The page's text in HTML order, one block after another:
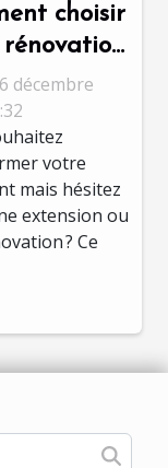
choisir
?
décembre
votre
mais hésitez
extension ou
? Ce